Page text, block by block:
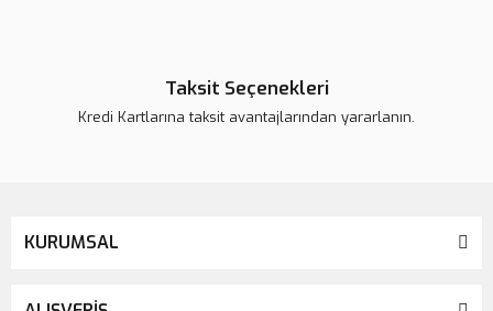
Taksit Seçenekleri
Kredi Kartlarına taksit avantajlarından yararlanın.
KURUMSAL